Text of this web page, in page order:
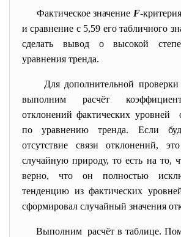
Фактическое значение F-
и сравнение с 5,59 его табличного
сделать вывод о высокой
уравнения тренда.
Для дополнительной проверки
выполним расчёт
отклонений фактических уровней
по уравнению тренда. Если
отсутствие связи отклонений,
случайную природу, то есть на то,
верно, что он полностью
тенденцию из фактических
сформировал случайный значения
Выполним расчёт в таблице.